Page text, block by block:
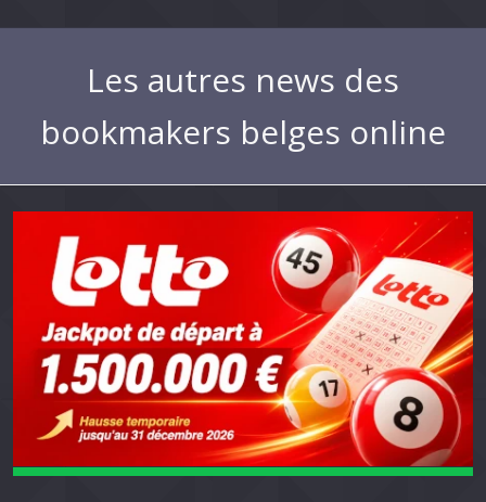
Les autres news des
bookmakers belges online